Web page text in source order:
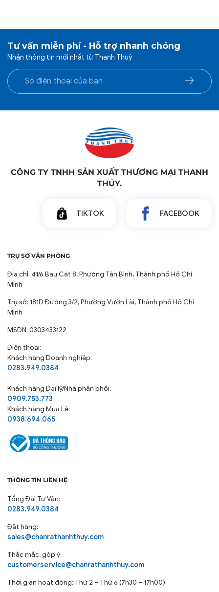
Tại Sao Nên Đầu Tư Tấm Bảo Vệ
Nệm Cho Khách Sạn Của Bạn?
Đầu tư vào tấm bảo vệ nệm khách sạn mang lại nhiều
Tăng tuổi thọ và độ bền cho nệm: Bảo vệ nệm khỏi
các yếu tố gây hại từ bên ngoài, kéo dài thời gian sử
Hạn chế bám bụi và vết bẩn: Ngăn chặn bụi bẩn, vết
Gia tăng độ êm ái: Lớp chần gòn êm ái giúp tăng
Dễ dàng vệ sinh: Có thể giặt bằng máy hoặc bằng
Tấm Bảo Vệ Nệm Khách Sạn
Tấm bảo vệ nệm Thanh Thủy được may từ chất liệu
kate dù (một mặt kate, một mặt dù, chính giữa chần
gòn vi tính), mang đến nhiều ưu điểm nổi bật:
Chất liệu mềm mịn và thoáng mát: Được làm từ
cotton chất lượng cao, tấm bảo vệ nệm có khả năng
khí hậu nóng ẩm của Việt Nam.
Tư vấn miễn phí - Hỗ trợ nhanh chóng
Nhận thông tin mới nhất từ Thanh Thuỷ
CÔNG TY TNHH SẢN XUẤT THƯƠNG MẠI THANH
THỦY.
TIKTOK FACEBOOK
TRỤ SỞ VĂN PHÒNG
Địa chỉ: 41/6 Bàu Cát 8, Phường Tân Bình, Thành phố Hồ Chí
Minh
Trụ sở: 181D Đường 3/2, Phường Vườn Lài, Thành phố Hồ Chí
Minh
MSDN: 0303433122
Điện thoại:
Khách hàng Doanh nghiệp:
0283.949.0384
Khách hàngĐại lý/Nhà phân phối:
0909.753.773
Khách hàng Mua Lẻ:
0938.694.065
THÔNG TIN LIÊN HỆ
Tổng Đài Tư Vấn:
0283.949.0384
Đặt hàng:
sales@chanrathanhthuy.com
Thắc mắc, góp ý:
customerservice@chanrathanhthuy.com
Thời gian hoạt động: Thứ 2 – Thứ 6 (7h30 – 17h00)